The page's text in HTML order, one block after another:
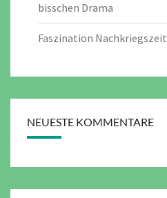
bisschen Drama
Faszination Nachkriegszeit
NEUESTE KOMMENTARE